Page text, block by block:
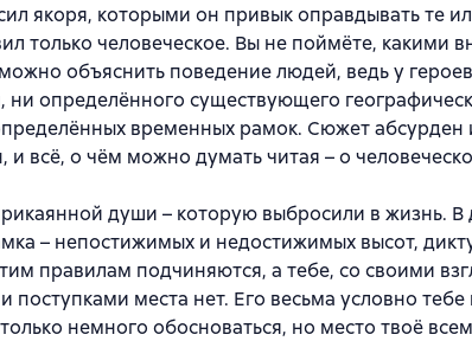
якоря, которыми он привык оправдывать те
только человеческое. Вы не поймёте, какими
объяснить поведение людей, ведь у
ни определённого существующего
временных рамок. Сюжет абсурден
и всё, о чём можно думать читая – о
души – которую выбросили в жизнь. В
– непостижимых и недостижимых высот,
правилам подчиняются, а тебе, со своими
поступками места нет. Его весьма условно
немного обосноваться, но место твоё